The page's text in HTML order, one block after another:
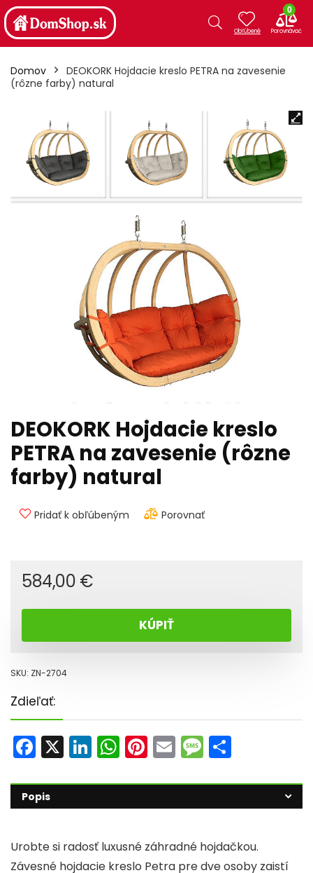
0
Domov
DEOKORK Hojdacie kreslo PETRA na zavesenie
(rôzne farby) natural
DEOKORK Hojdacie kreslo
PETRA na zavesenie (rôzne
farby) natural
Pridať k obľúbeným Porovnať
584,00 €
KÚPIŤ
SKU: ZN-2704
Zdieľať:
F
a
c
e
b
o
X Li
n
k
e
dI
n
W
h
a
ts
A
p
Pi
nt
er
e
st
E
m
ai
l
M
e
s
s
a
g
ar
e
Popis
Urobte si radosť luxusné záhradné hojdačkou.
Závesné hojdacie kreslo Petra pre dve osoby zaistí